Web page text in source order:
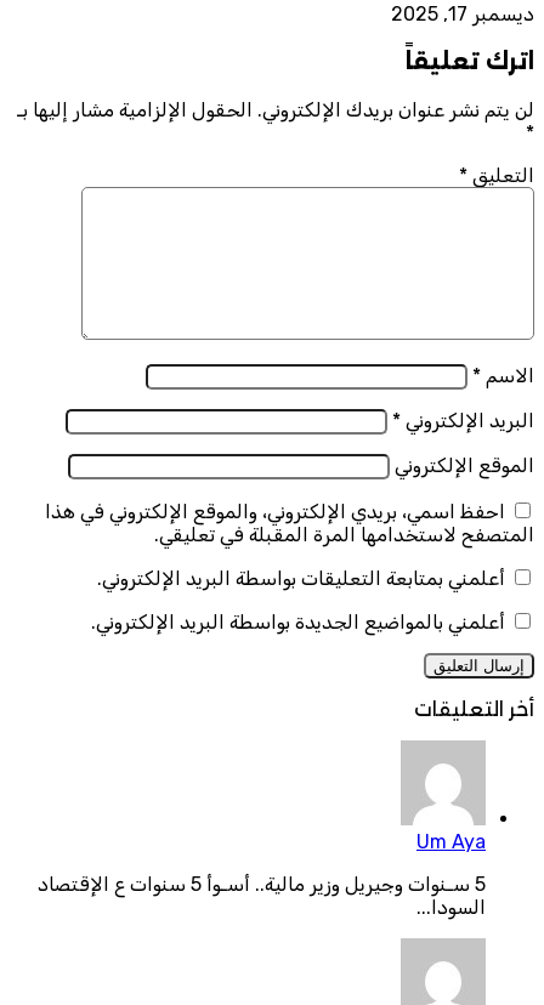
ديسمبر 17, 2025
اترك تعليقاً
لن يتم نشر عنوان بريدك الإلكتروني. الحقول الإلزامية مشار إليها بـ
*
التعليق *
الاسم *
البريد الإلكتروني *
الموقع الإلكتروني
احفظ اسمي، بريدي الإلكتروني، والموقع الإلكتروني في هذا
المتصفح لاستخدامها المرة المقبلة في تعليقي.
أعلمني بمتابعة التعليقات بواسطة البريد الإلكتروني.
أعلمني بالمواضيع الجديدة بواسطة البريد الإلكتروني.
أخر التعليقات
Um Aya
5 سـنوات وجيريل وزير مالية.. أسـوأ 5 سنوات ع الإقتصاد
السودا...